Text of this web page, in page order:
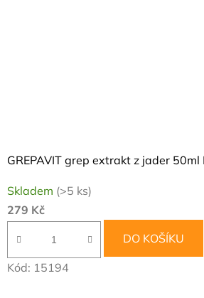
GREPAVIT grep extrakt z jader 50ml
Skladem (>5 ks)
279 Kč
DO KOŠÍKU
Kód: 15194